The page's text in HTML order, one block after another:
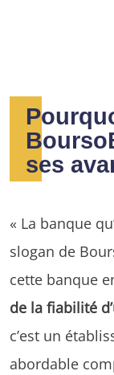
ses
« La banque
slogan de
cette banque
de la fiabilité
c’est un
abordable